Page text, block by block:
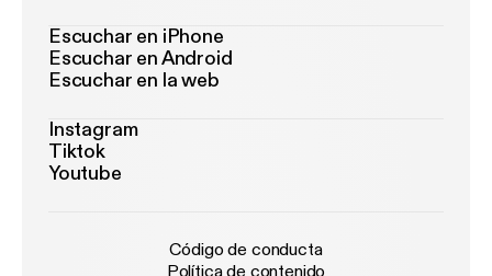
Escuchar en iPhone
Escuchar en Android
Escuchar en la web
Instagram
Tiktok
Youtube
Código de conducta
Política de contenido